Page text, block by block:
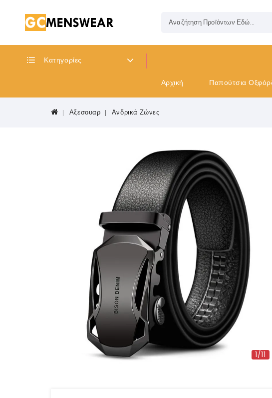
Κατηγορίες
Αρχική Παπούτσια
Αξεσουαρ Ανδρικά Ζώνες
1/11